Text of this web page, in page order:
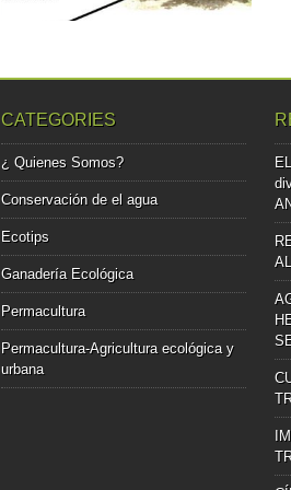
CATEGORIES
¿ Quienes Somos?
Conservación de el agua
Ecotips
Ganadería Ecológica
Permacultura
Permacultura-Agricultura ecológica y
urbana